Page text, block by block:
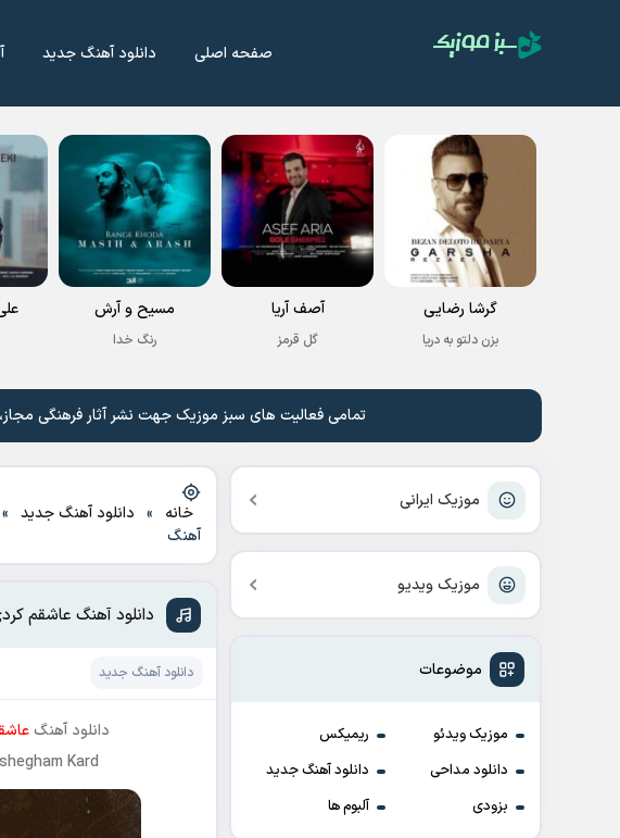
صفحه اصلی دانلود آهنگ جدید
گرشا رضایی
بزن دلتو به دریا
آصف آریا
گل قرمز
مسیح و آرش
رنگ خدا
تمامی فعالیت های سبز موزیک جهت نشر آثار فرهنگی
موزیک ایرانی
موزیک ویدیو
موضوعات
موزیک ویدئو
ریمیکس
دانلود مداحی
دانلود آهنگ جدید
بزودی
آلبوم ها
خانه » دانلود آهنگ جدید »
آهنگ
دانلود آهنگ عاشقم
دانلود آهنگ جدید
دانلود آهنگ
Kard